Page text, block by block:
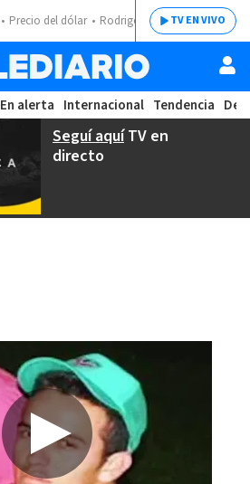
Precio del dólar Rodrigo ChavesTV EN VIVO
En alerta Internacional Tendencia
Seguí aquíTV en
directo